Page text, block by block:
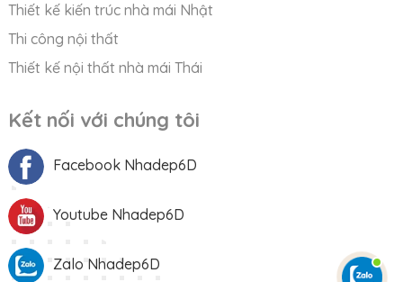
Thiết kế kiến trúc nhà mái Nhật
Thi công nội thất
Thiết kế nội thất nhà mái Thái
Kết nối với chúng tôi
Facebook Nhadep6D
Youtube Nhadep6D
Zalo Nhadep6D